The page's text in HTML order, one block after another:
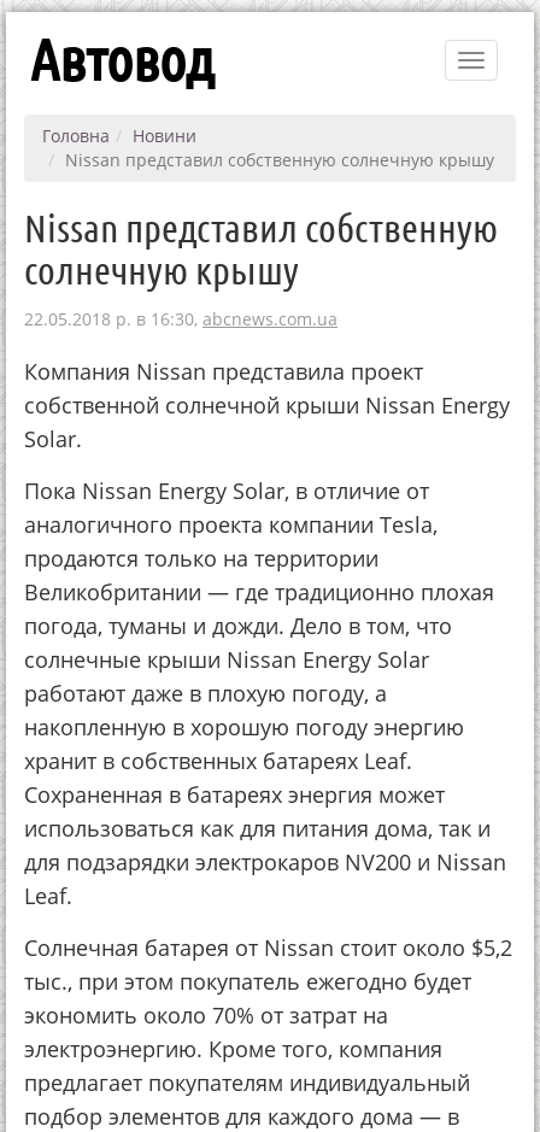
Toggle
Автовод
Головна
Новини
Nissan представил собственную солнечную крышу
Nissan представил собственную
солнечную крышу
22.05.2018 р. в 16:30, abcnews.com.ua
Компания Nissan представила проект
собственной солнечной крыши Nissan Energy
Solar.
Пока Nissan Energy Solar, в отличие от
аналогичного проекта компании Tesla,
продаются только на территории
Великобритании — где традиционно плохая
погода, туманы и дожди. Дело в том, что
солнечные крыши Nissan Energy Solar
работают даже в плохую погоду, а
накопленную в хорошую погоду энергию
хранит в собственных батареях Leaf.
Сохраненная в батареях энергия может
использоваться как для питания дома, так и
для подзарядки электрокаров NV200 и Nissan
Leaf.
Солнечная батарея от Nissan стоит около $5,2
тыс., при этом покупатель ежегодно будет
экономить около 70% от затрат на
электроэнергию. Кроме того, компания
предлагает покупателям индивидуальный
подбор элементов для каждого дома — в